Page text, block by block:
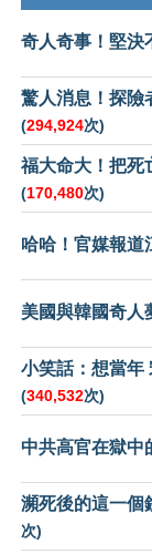
奇人奇事！堅決
驚人消息！探險
(294,924次)
福大命大！把死
(170,480次)
哈哈！官媒報道
美國與韓國奇人
小笑話：想當年
(340,532次)
中共高官在獄中
瀕死後的這一個
次)